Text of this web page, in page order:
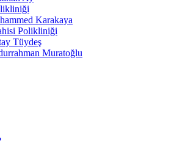
Karakaya
Polikliniği
Tüydeş
Muratoğlu